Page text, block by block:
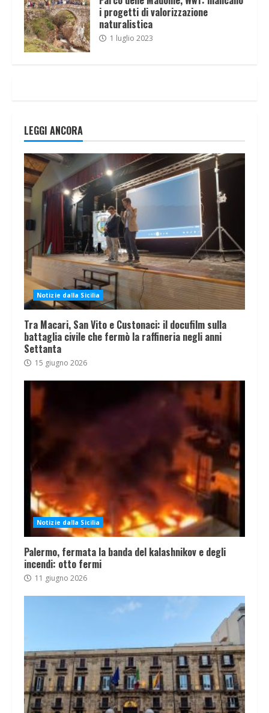
i progetti di valorizzazione
naturalistica
1 luglio 2023
LEGGI ANCORA
Notizie dalla Sicilia
Tra Macari, San Vito e Custonaci: il docufilm sulla
battaglia civile che fermò la raffineria negli anni
Settanta
15 giugno 2026
Notizie dalla Sicilia
Palermo, fermata la banda del kalashnikov e degli
incendi: otto fermi
11 giugno 2026